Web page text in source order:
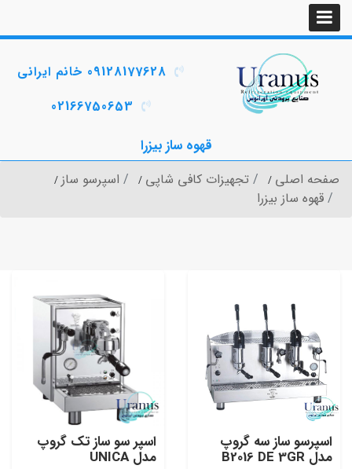
قهوه ساز بیزرا
09128177628 خانم ایرانی
02166750653
صفحه اصلی تجهیزات کافی شاپی
اسپرسو ساز
قهوه ساز بیزرا
اسپرسو ساز سه گروپ
مدل B2016 DE 3GR
اسپر سو ساز تک گروپ
مدل UNICA